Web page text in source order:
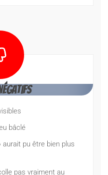
bâclé
aurait pu être bien plus
pas vraiment au